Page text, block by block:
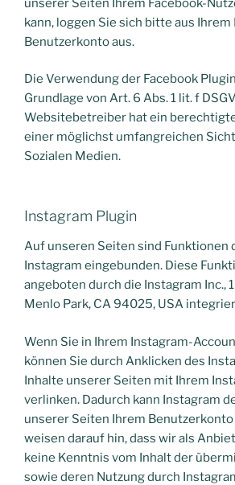
unserer Seiten Ihrem Facebook-
kann, loggen Sie sich bitte aus Ihrem
Benutzerkonto aus.
Die Verwendung der Facebook
Grundlage von Art. 6 Abs. 1 lit. f
Websitebetreiber hat ein
einer möglichst umfangreichen
Sozialen Medien.
Instagram Plugin
Auf unseren Seiten sind Funktionen
Instagram eingebunden. Diese
angeboten durch die Instagram Inc.,
Menlo Park, CA 94025, USA
Wenn Sie in Ihrem Instagram-
können Sie durch Anklicken des
Inhalte unserer Seiten mit Ihrem
verlinken. Dadurch kann Instagram
unserer Seiten Ihrem
weisen darauf hin, dass wir als
keine Kenntnis vom Inhalt der
sowie deren Nutzung durch